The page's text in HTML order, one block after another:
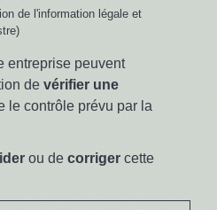
de l'information légale et
entreprise peuvent
de vérifier une
le contrôle prévu par la
ou de corriger cette